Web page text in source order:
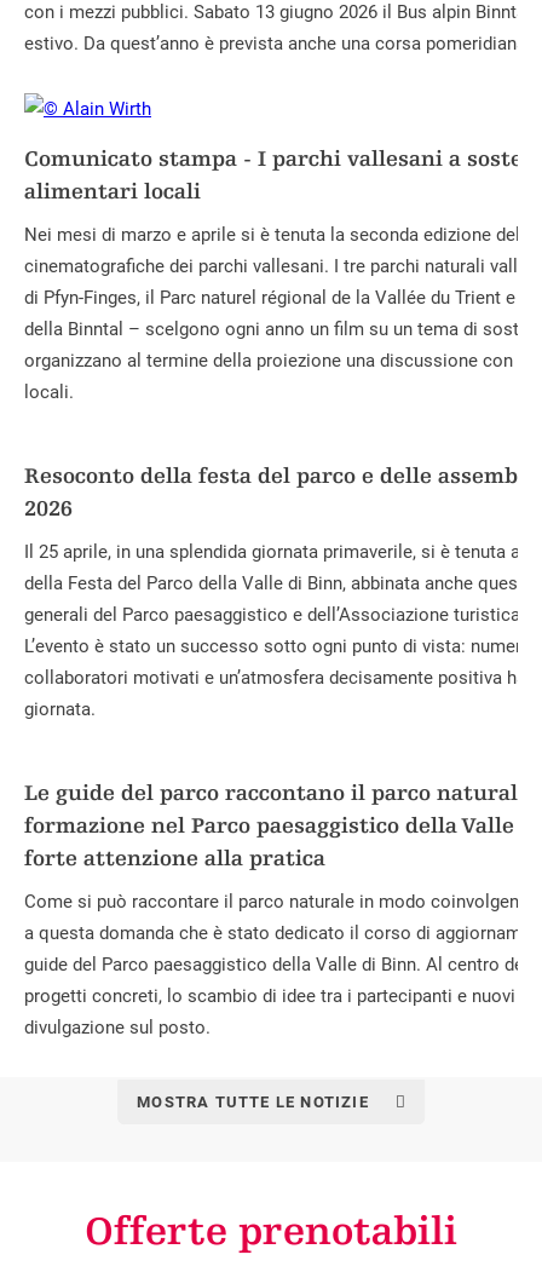
con i mezzi pubblici. Sabato 13 giugno 2026 il Bus alpin Binntal
estivo. Da quest’anno è prevista anche una corsa pomeridiana
Comunicato stampa - I parchi vallesani a
alimentari locali
Nei mesi di marzo e aprile si è tenuta la seconda edizione delle
cinematografiche dei parchi vallesani. I tre parchi naturali
di Pfyn-Finges, il Parc naturel régional de la Vallée du Trient e il
della Binntal – scelgono ogni anno un film su un tema di
organizzano al termine della proiezione una discussione con
locali.
Resoconto della festa del parco e delle
2026
Il 25 aprile, in una splendida giornata primaverile, si è tenuta a
della Festa del Parco della Valle di Binn, abbinata anche
generali del Parco paesaggistico e dell’Associazione turistica,
L’evento è stato un successo sotto ogni punto di vista:
collaboratori motivati e un’atmosfera decisamente positiva
giornata.
Le guide del parco raccontano il parco naturale
formazione nel Parco paesaggistico della Valle
forte attenzione alla pratica
Come si può raccontare il parco naturale in modo
a questa domanda che è stato dedicato il corso di
guide del Parco paesaggistico della Valle di Binn. Al centro
progetti concreti, lo scambio di idee tra i partecipanti e nuovi
divulgazione sul posto.
MOSTRA TUTTE LE NOTIZIE
Offerte prenotabili